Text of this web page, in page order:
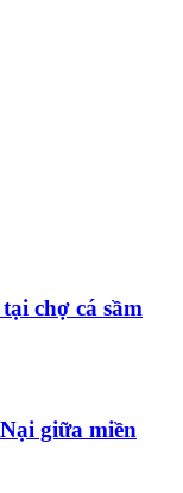
chợ cá sầm
giữa miền